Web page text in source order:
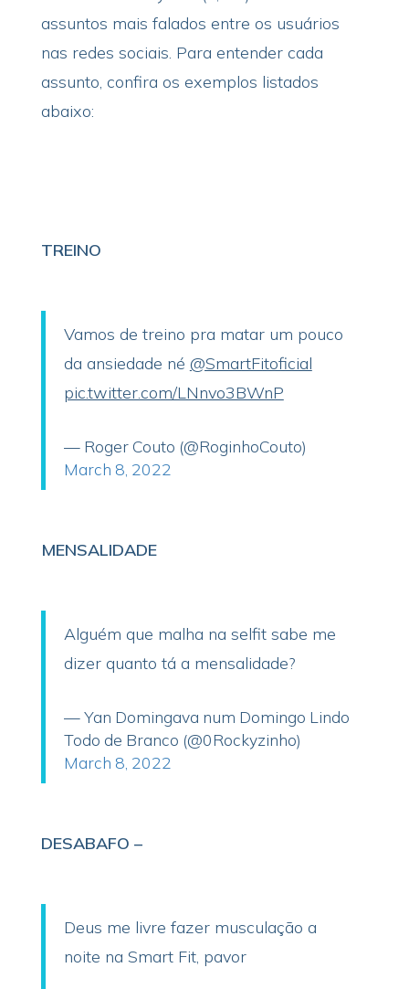
assuntos mais falados entre os usuários
nas redes sociais. Para entender cada
assunto, confira os exemplos listados
abaixo:
TREINO
Vamos de treino pra matar um pouco
da ansiedade né @SmartFitoficial
pic.twitter.com/LNnvo3BWnP
— Roger Couto (@RoginhoCouto)
March 8, 2022
MENSALIDADE
Alguém que malha na selfit sabe me
dizer quanto tá a mensalidade?
— Yan Domingava num Domingo Lindo
Todo de Branco (@0Rockyzinho)
March 8, 2022
DESABAFO –
Deus me livre fazer musculação a
noite na Smart Fit, pavor